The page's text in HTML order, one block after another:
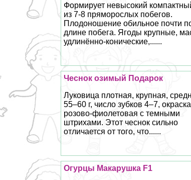
Формирует невысокий
из 7-8 пряморослых побегов.
Плодоношение обильное почти
длине побега. Ягоды крупные,
удлинённо-конические,......
Чеснок озимый Подарок
Луковица плотная, крупная,
55–60 г, число зубков 4–7,
розово-фиолетовая с темными
штрихами. Этот чеснок сильно
отличается от того, что......
Огурцы Макарушка F1